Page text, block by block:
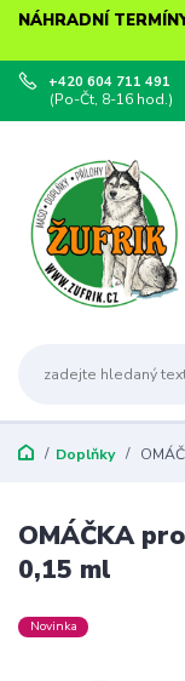
NÁHRADNÍ
+420 604 711 491
(Po-Čt, 8-16 hod.)
Doplňky
OMÁČKA
0,15 ml
Novinka